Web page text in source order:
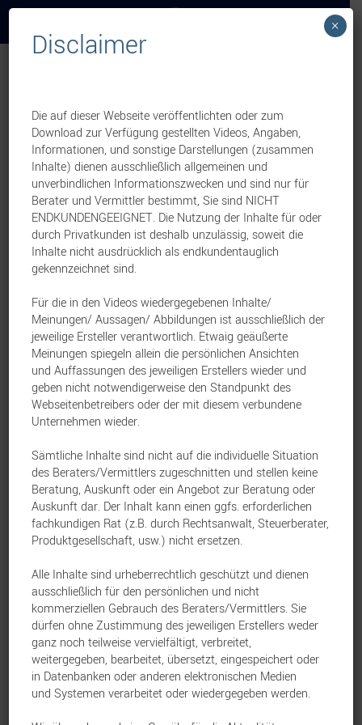
Neue Förderprogramme:
Drohnen helfen bei der
Rehkitzrettung
3. Juni 2026
Eine Vertriebsinformation von: NV Versicherungen VVaG
Moderne Drohnentechnik ist aus der
Rehkitzrettung vielerorts kaum noch
wegzudenken – und auch 2026 wird ihr
Einsatz wieder gefördert. Für Drohnen mit
Wärmebildkamera zur Rehkitzrettung
können regionale Jagd- und
Euro Förderung erhalten.
Wer antragsberechtigt ist
Kreisjagdvereine und Jägervereinigungen
auf regionaler, lokaler oder Kreisebene in
der Rechtsform eines eingetragenen
Vereins zu deren Aufgaben die Pflege und
Förderung des Jagdwesens gehören.
Andere eingetragene Vereine auf
Disclaimer
Die auf dieser Webseite veröffentlichten oder zum
Download zur Verfügung gestellten Videos, Angaben,
Informationen, und sonstige Darstellungen (zusammen
Inhalte) dienen ausschließlich allgemeinen und
unverbindlichen Informationszwecken und sind nur für
Berater und Vermittler bestimmt, Sie sind NICHT
ENDKUNDENGEEIGNET. Die Nutzung der Inhalte für oder
durch Privatkunden ist deshalb unzulässig, soweit die
Inhalte nicht ausdrücklich als endkundentauglich
gekennzeichnet sind.
Für die in den Videos wiedergegebenen Inhalte/
Meinungen/ Aussagen/ Abbildungen ist ausschließlich der
jeweilige Ersteller verantwortlich. Etwaig geäußerte
Meinungen spiegeln allein die persönlichen Ansichten
und Auffassungen des jeweiligen Erstellers wieder und
geben nicht notwendigerweise den Standpunkt des
Webseitenbetreibers oder der mit diesem verbundene
Unternehmen wieder.
Sämtliche Inhalte sind nicht auf die individuelle Situation
des Beraters/Vermittlers zugeschnitten und stellen keine
Beratung, Auskunft oder ein Angebot zur Beratung oder
Auskunft dar. Der Inhalt kann einen ggfs. erforderlichen
fachkundigen Rat (z.B. durch Rechtsanwalt, Steuerberater,
Produktgesellschaft, usw.) nicht ersetzen.
Alle Inhalte sind urheberrechtlich geschützt und dienen
ausschließlich für den persönlichen und nicht
kommerziellen Gebrauch des Beraters/Vermittlers. Sie
dürfen ohne Zustimmung des jeweiligen Erstellers weder
ganz noch teilweise vervielfältigt, verbreitet,
weitergegeben, bearbeitet, übersetzt, eingespeichert oder
in Datenbanken oder anderen elektronischen Medien
und Systemen verarbeitet oder wiedergegeben werden.
×